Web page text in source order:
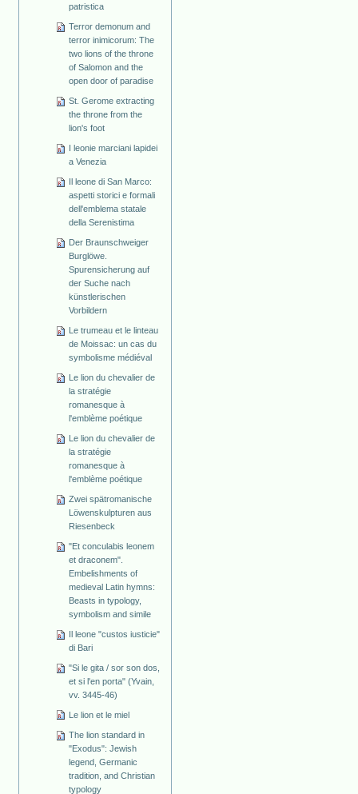
patristica
Terror demonum and
terror inimicorum: The
two lions of the throne
of Salomon and the
open door of paradise
St. Gerome extracting
the throne from the
lion's foot
I leonie marciani lapidei
a Venezia
Il leone di San Marco:
aspetti storici e formali
dell'emblema statale
della Serenistima
Der Braunschweiger
Burglöwe.
Spurensicherung auf
der Suche nach
künstlerischen
Vorbildern
Le trumeau et le linteau
de Moissac: un cas du
symbolisme médiéval
Le lion du chevalier de
la stratégie
romanesque à
l'emblème poétique
Le lion du chevalier de
la stratégie
romanesque à
l'emblème poétique
Zwei spätromanische
Löwenskulpturen aus
Riesenbeck
"Et conculabis leonem
et draconem".
Embelishments of
medieval Latin hymns:
Beasts in typology,
symbolism and simile
Il leone "custos iusticie"
di Bari
"Si le gita / sor son dos,
et si l'en porta" (Yvain,
vv. 3445-46)
Le lion et le miel
The lion standard in
"Exodus": Jewish
legend, Germanic
tradition, and Christian
typology